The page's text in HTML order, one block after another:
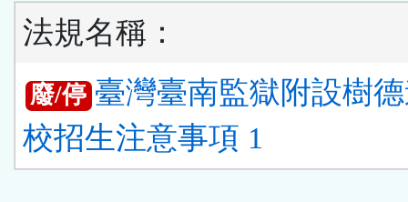
法規名稱：
廢/停 臺灣臺南監獄附設樹
校招生注意事項 1